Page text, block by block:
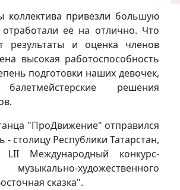
коллектива привезли большую
её на отлично. Что
результаты и оценка членов
высокая работоспособность
подготовки наших девочек,
решения
"ПроДвижение" отправился
- столицу Республики Татарстан,
Международный конкурс-
художественного
сказка".